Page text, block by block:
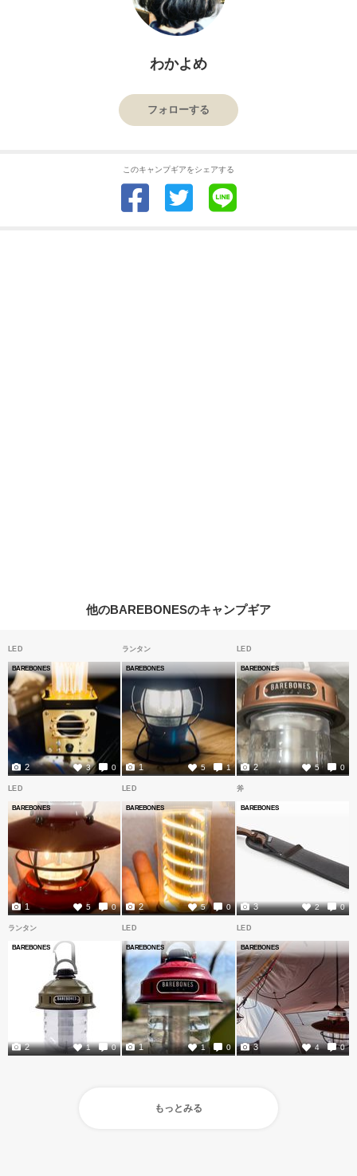
わかよめ
フォローする
このキャンプギアをシェアする
他のBAREBONESのキャンプギア
LED
BAREBONES
3 0
2
ランタン
BAREBONES
5 1
1
LED
BAREBONES
5 0
2
LED
BAREBONES
5 0
1
LED
BAREBONES
5 0
2
斧
BAREBONES
2 0
3
ランタン
BAREBONES
1 0
2
LED
BAREBONES
1 0
1
LED
BAREBONES
4 0
3
もっとみる